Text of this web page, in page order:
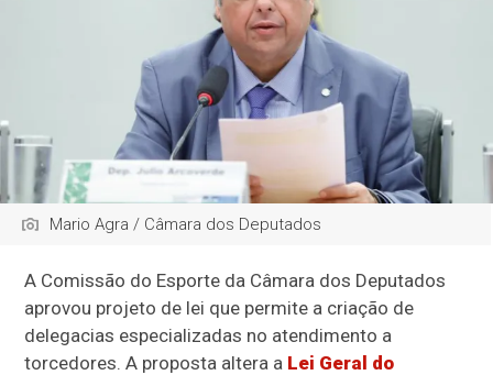
Mario Agra / Câmara dos Deputados
A Comissão do Esporte da Câmara dos Deputados
aprovou projeto de lei que permite a criação de
delegacias especializadas no atendimento a
torcedores. A proposta altera a Lei Geral do